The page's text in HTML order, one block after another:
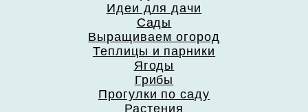
Идеи для дачи
Сады
Выращиваем огород
Теплицы и парники
Ягоды
Грибы
Прогулки по саду
Растения